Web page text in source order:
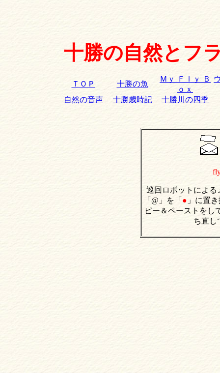
十勝の自然とフ
ＴＯＰ 十勝の魚
Ｍｙ Ｆｌｙ Ｂ
ｏｘ
自然の音声 十勝歳時記 十勝川の四季
巡回ロボットによる
「@」を「 ● 」に置
ピー＆ペーストをし
ち直し